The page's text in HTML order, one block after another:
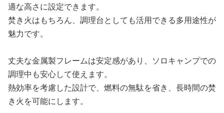
適な高さに設定できます。
焚き火はもちろん、調理台としても活用できる多用途性が
魅力です。
丈夫な金属製フレームは安定感があり、ソロキャンプでの
調理中も安心して使えます。
熱効率を考慮した設計で、燃料の無駄を省き、長時間の焚
き火を可能にします。